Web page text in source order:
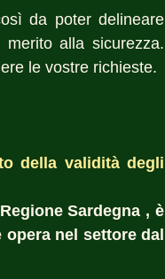
da poter delineare
alla sicurezza.
le vostre richieste.
della validità degli
Sardegna , è
nel settore dal